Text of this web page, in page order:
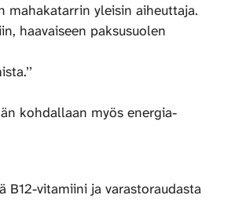
mahakatarrin yleisin aiheuttaja.
haavaiseen paksusuolen
kohdallaan myös energia-
vitamiini ja varastoraudasta